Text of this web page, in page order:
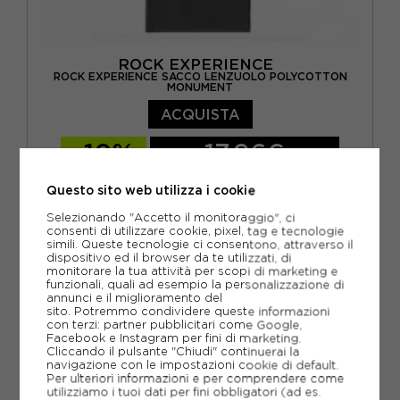
ROCK EXPERIENCE
ROCK EXPERIENCE SACCO LENZUOLO POLYCOTTON
MONUMENT
TU
ACQUISTA
-10% 17,96€
Questo sito web utilizza i cookie
Selezionando "Accetto il monitoraggio", ci
consenti di utilizzare cookie, pixel, tag e tecnologie
simili. Queste tecnologie ci consentono, attraverso il
dispositivo ed il browser da te utilizzati, di
monitorare la tua attività per scopi di marketing e
funzionali, quali ad esempio la personalizzazione di
annunci e il miglioramento del
sito. Potremmo condividere queste informazioni
con terzi: partner pubblicitari come Google,
Facebook e Instagram per fini di marketing.
Cliccando il pulsante "Chiudi" continuerai la
navigazione con le impostazioni cookie di default.
Per ulteriori informazioni e per comprendere come
utilizziamo i tuoi dati per fini obbligatori (ad es.